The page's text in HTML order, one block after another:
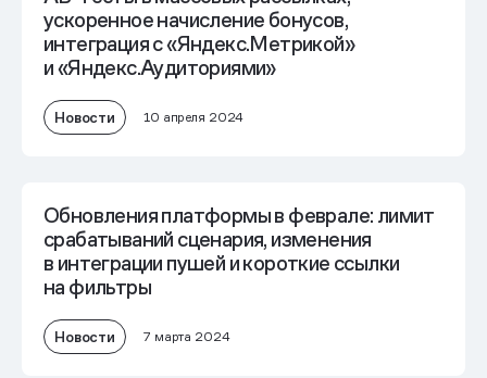
ускоренное начисление бонусов,
интеграция с «Яндекс.Метрикой»
и «Яндекс.Аудиториями»
Новости 10 апреля 2024
Обновления платформы в феврале: лимит
срабатываний сценария, изменения
в интеграции пушей и короткие ссылки
на фильтры
Новости 7 марта 2024